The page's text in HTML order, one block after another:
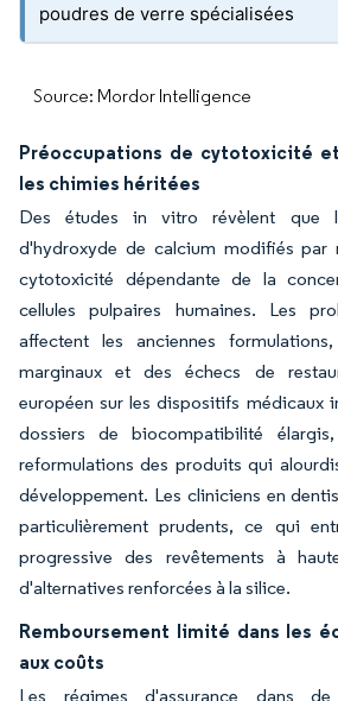
poudres de verre spécialisées
Source: Mordor Intelligence
Préoccupations de cytotoxicité
les chimies héritées
Des études in vitro révèlent que
d'hydroxyde de calcium modifiés par
cytotoxicité dépendante de la
cellules pulpaires humaines. Les
affectent les anciennes
marginaux et des échecs de
européen sur les dispositifs médicaux
dossiers de biocompatibilité
reformulations des produits qui
développement. Les cliniciens en
particulièrement prudents, ce qui
progressive des revêtements à
d'alternatives renforcées à la silice.
Remboursement limité dans les
aux coûts
Les régimes d'assurance dans de